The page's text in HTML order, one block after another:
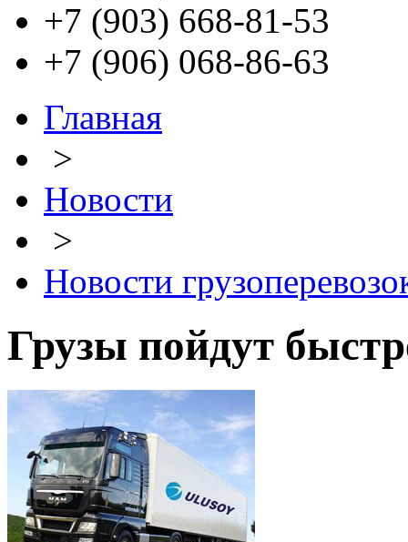
+7 (903) 668-81-53
+7 (906) 068-86-63
Главная
>
Новости
>
Новости
Грузы пойдут